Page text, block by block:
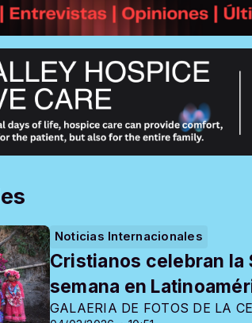
Noticias Internacionales
Cristianos celebran la
semana en
GALAERIA DE FOTOS DE LA